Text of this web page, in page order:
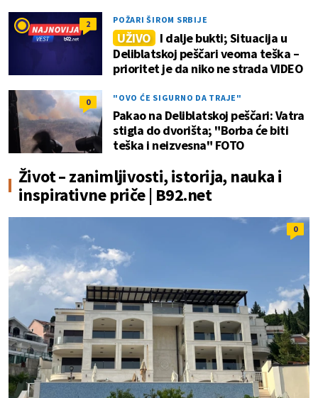
2 POŽARI ŠIROM SRBIJE
UŽIVO I dalje bukti; Situacija u
Deliblatskoj peščari veoma teška –
prioritet je da niko ne strada VIDEO
0 "OVO ĆE SIGURNO DA TRAJE"
Pakao na Deliblatskoj peščari: Vatra
stigla do dvorišta; "Borba će biti
teška i neizvesna" FOTO
Život – zanimljivosti, istorija, nauka i
inspirativne priče | B92.net
0